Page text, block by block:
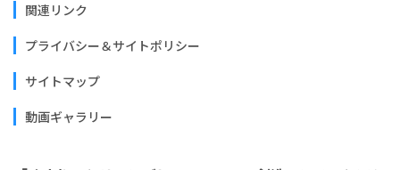
関連リンク
プライバシー＆サイトポリシー
サイトマップ
動画ギャラリー